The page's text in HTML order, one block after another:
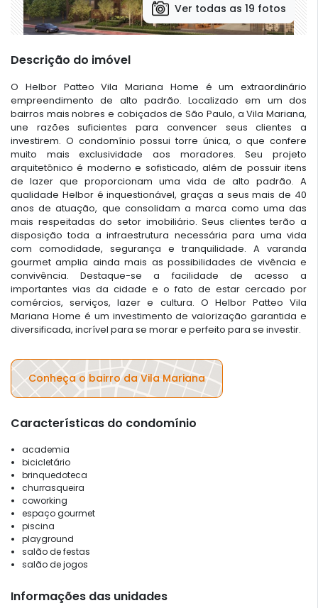
Ver todas as 19 fotos
Descrição do imóvel
O Helbor Patteo Vila Mariana Home é um extraordinário
empreendimento de alto padrão. Localizado em um dos
bairros mais nobres e cobiçados de São Paulo, a Vila Mariana,
une razões suficientes para convencer seus clientes a
investirem. O condomínio possui torre única, o que confere
muito mais exclusividade aos moradores. Seu projeto
arquitetônico é moderno e sofisticado, além de possuir itens
de lazer que proporcionam uma vida de alto padrão. A
qualidade Helbor é inquestionável, graças a seus mais de 40
anos de atuação, que consolidam a marca como uma das
mais respeitadas do setor imobiliário. Seus clientes terão a
disposição toda a infraestrutura necessária para uma vida
com comodidade, segurança e tranquilidade. A varanda
gourmet amplia ainda mais as possibilidades de vivência e
convivência. Destaque-se a facilidade de acesso a
importantes vias da cidade e o fato de estar cercado por
comércios, serviços, lazer e cultura. O Helbor Patteo Vila
Mariana Home é um investimento de valorização garantida e
diversificada, incrível para se morar e perfeito para se investir.
Conheça o bairro da Vila Mariana
Características do condomínio
academia
bicicletário
brinquedoteca
churrasqueira
coworking
espaço gourmet
piscina
playground
salão de festas
salão de jogos
Informações das unidades